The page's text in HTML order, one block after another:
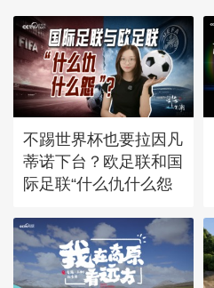
不踢世界杯也要拉因凡
蒂诺下台？欧足联和国
际足联“什么仇什么怨